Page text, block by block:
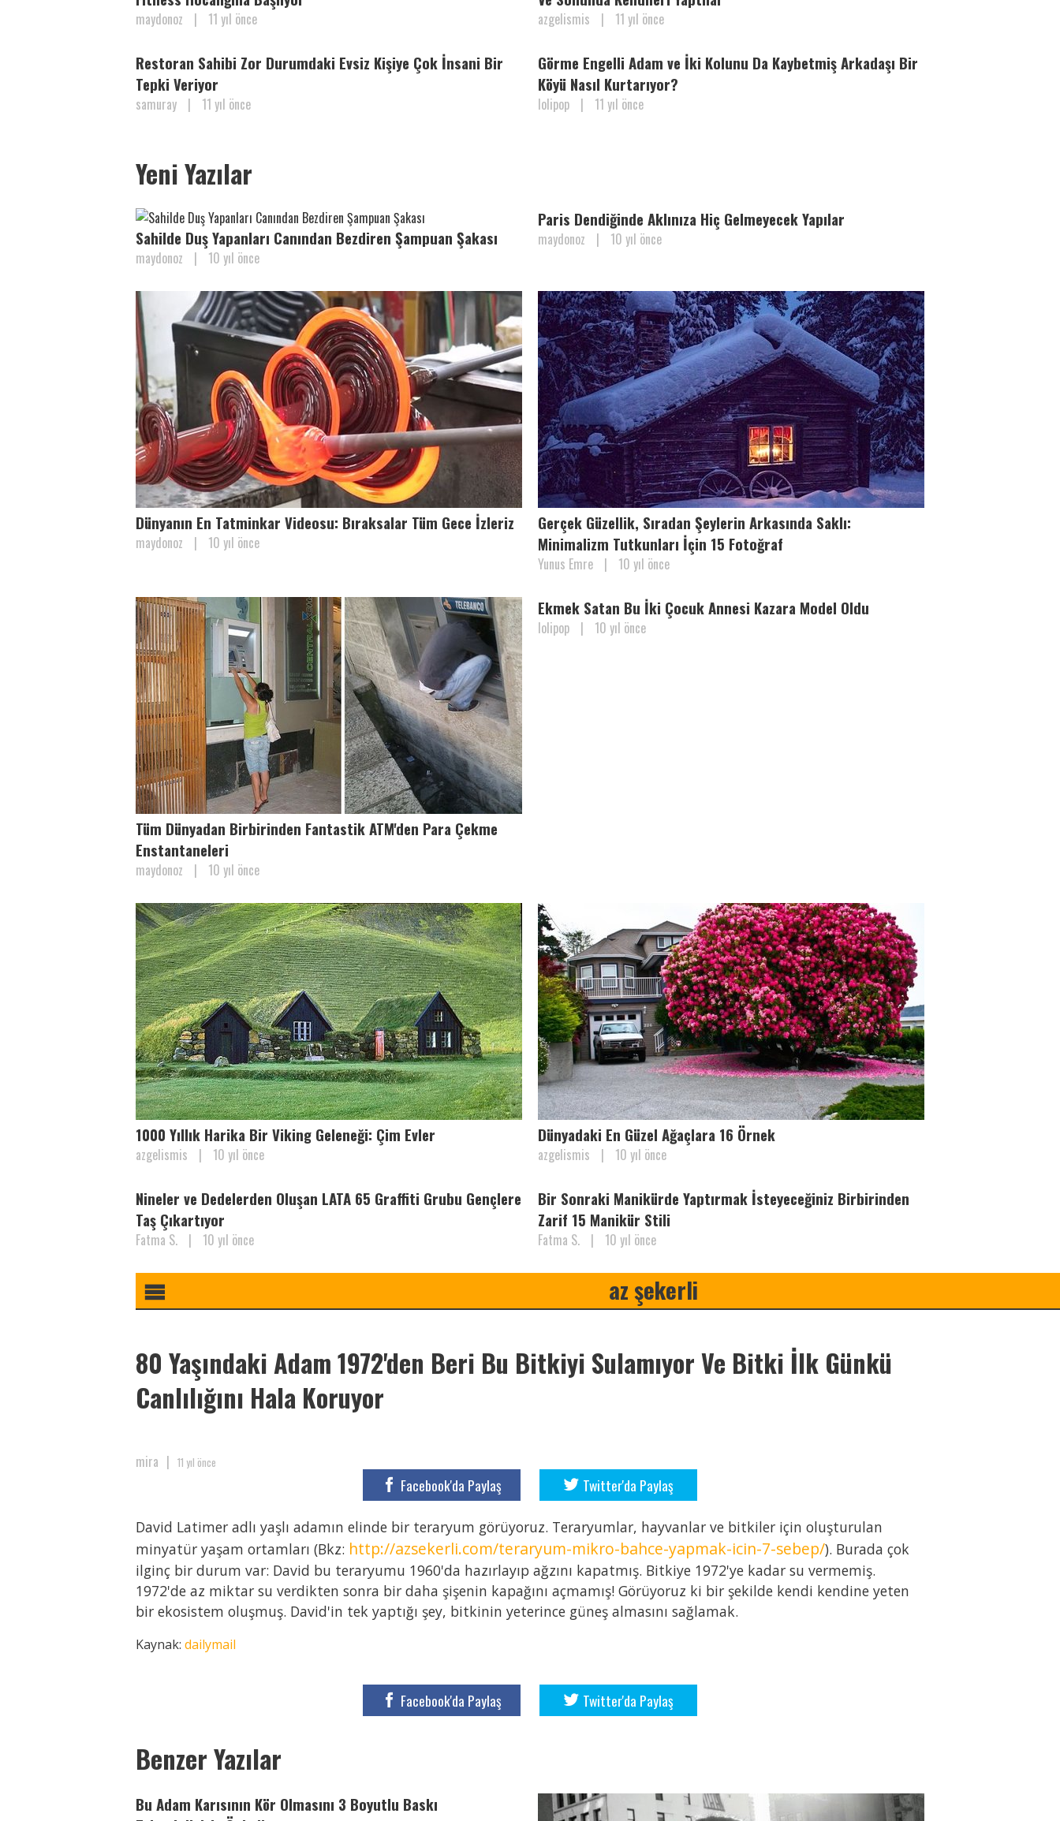
maydonoz | 11 yıl önce azgelismis | 11 yıl önce
Restoran Sahibi Zor Durumdaki Evsiz Kişiye Çok İnsani Bir
Tepki Veriyor
samuray | 11 yıl önce
Görme Engelli Adam ve İki Kolunu Da Kaybetmiş Arkadaşı Bir
Köyü Nasıl Kurtarıyor?
lolipop | 11 yıl önce
Yeni Yazılar
Sahilde Duş Yapanları Canından Bezdiren Şampuan Şakası
maydonoz | 10 yıl önce
Paris Dendiğinde Aklınıza Hiç Gelmeyecek Yapılar
maydonoz | 10 yıl önce
Dünyanın En Tatminkar Videosu: Bıraksalar Tüm Gece İzleriz
maydonoz | 10 yıl önce
Gerçek Güzellik, Sıradan Şeylerin Arkasında Saklı:
Minimalizm Tutkunları İçin 15 Fotoğraf
Yunus Emre | 10 yıl önce
Tüm Dünyadan Birbirinden Fantastik ATM'den Para Çekme
Enstantaneleri
maydonoz | 10 yıl önce
Ekmek Satan Bu İki Çocuk Annesi Kazara Model Oldu
lolipop | 10 yıl önce
1000 Yıllık Harika Bir Viking Geleneği: Çim Evler
azgelismis | 10 yıl önce
Dünyadaki En Güzel Ağaçlara 16 Örnek
azgelismis | 10 yıl önce
Nineler ve Dedelerden Oluşan LATA 65 Graffiti Grubu Gençlere
Taş Çıkartıyor
Fatma S. | 10 yıl önce
Bir Sonraki Manikürde Yaptırmak İsteyeceğiniz Birbirinden
Zarif 15 Manikür Stili
Fatma S. | 10 yıl önce
az şekerli
80 Yaşındaki Adam 1972'den Beri Bu Bitkiyi Sulamıyor Ve Bitki İlk Günkü
Canlılığını Hala Koruyor
mira | 11 yıl önce
Facebook'da Paylaş Twitter'da Paylaş
David Latimer adlı yaşlı adamın elinde bir teraryum görüyoruz. Teraryumlar, hayvanlar ve bitkiler için oluşturulan
minyatür yaşam ortamları (Bkz: http://azsekerli.com/teraryum-mikro-bahce-yapmak-icin-7-sebep/). Burada çok
ilginç bir durum var: David bu teraryumu 1960'da hazırlayıp ağzını kapatmış. Bitkiye 1972'ye kadar su vermemiş.
1972'de az miktar su verdikten sonra bir daha şişenin kapağını açmamış! Görüyoruz ki bir şekilde kendi kendine yeten
bir ekosistem oluşmuş. David'in tek yaptığı şey, bitkinin yeterince güneş almasını sağlamak.
Kaynak: dailymail
Facebook'da Paylaş Twitter'da Paylaş
Benzer Yazılar
Bu Adam Karısının Kör Olmasını 3 Boyutlu Baskı